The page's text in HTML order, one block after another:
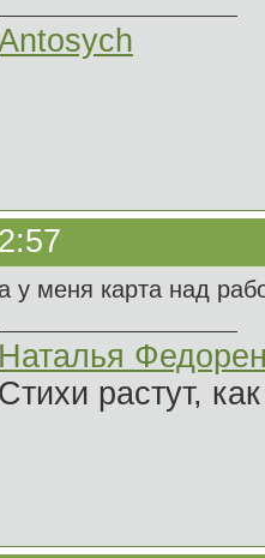
а у меня карта над
Наталья
Стихи растут,